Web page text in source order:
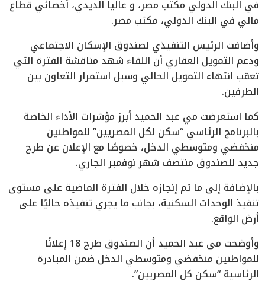
في البنك الدولي مكتب مصر، و عاليا الديدي، أخصائي قطاع
مالي في البنك الدولي، مكتب مصر.
وأضافت الرئيس التنفيذي لصندوق الإسكان الاجتماعي
ودعم التمويل العقاري أن اللقاء شهد مناقشة الفترة التي
تعقب انتهاء التمويل الحالي وسبل استمرار التعاون بين
الطرفين.
كما استعرضت مي عبد الحميد أبرز مؤشرات الأداء الخاصة
بالبرنامج الرئاسي “سكن لكل المصريين” للمواطنين
منخفضي ومتوسطي الدخل، خصوصًا مع الإعلان عن طرح
جديد للصندوق منتصف شهر نوفمبر الجاري.
بالإضافة إلى ما تم إنجازه خلال الفترة الماضية على مستوى
تنفيذ الوحدات السكنية، بجانب ما يجري تنفيذه حاليًا على
أرض الواقع.
وأوضحت مى عبد الحميد أن الصندوق طرح 18 إعلانًا
للمواطنين منخفضي ومتوسطي الدخل ضمن المبادرة
الرئاسية “سكن كل المصريين”.